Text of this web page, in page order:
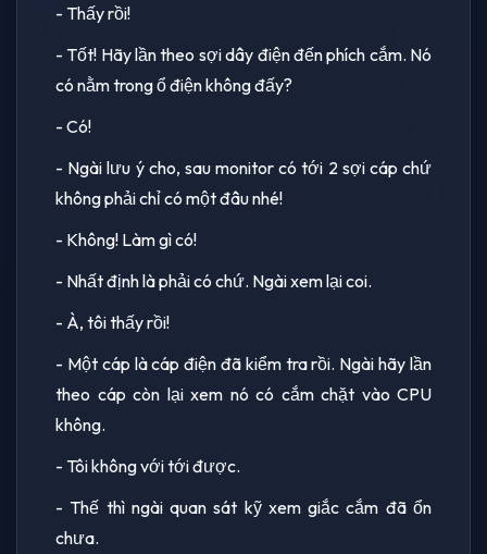
- Thấy rồi!
- Tốt! Hãy lần theo sợi dây điện đến phích cắm. Nó
có nằm trong ổ điện không đấy?
- Có!
- Ngài lưu ý cho, sau monitor có tới 2 sợi cáp chứ
không phải chỉ có một đâu nhé!
- Không! Làm gì có!
- Nhất định là phải có chứ. Ngài xem lại coi.
- À, tôi thấy rồi!
- Một cáp là cáp điện đã kiểm tra rồi. Ngài hãy lần
theo cáp còn lại xem nó có cắm chặt vào CPU
không.
- Tôi không với tới được.
- Thế thì ngài quan sát kỹ xem giắc cắm đã ổn
chưa.